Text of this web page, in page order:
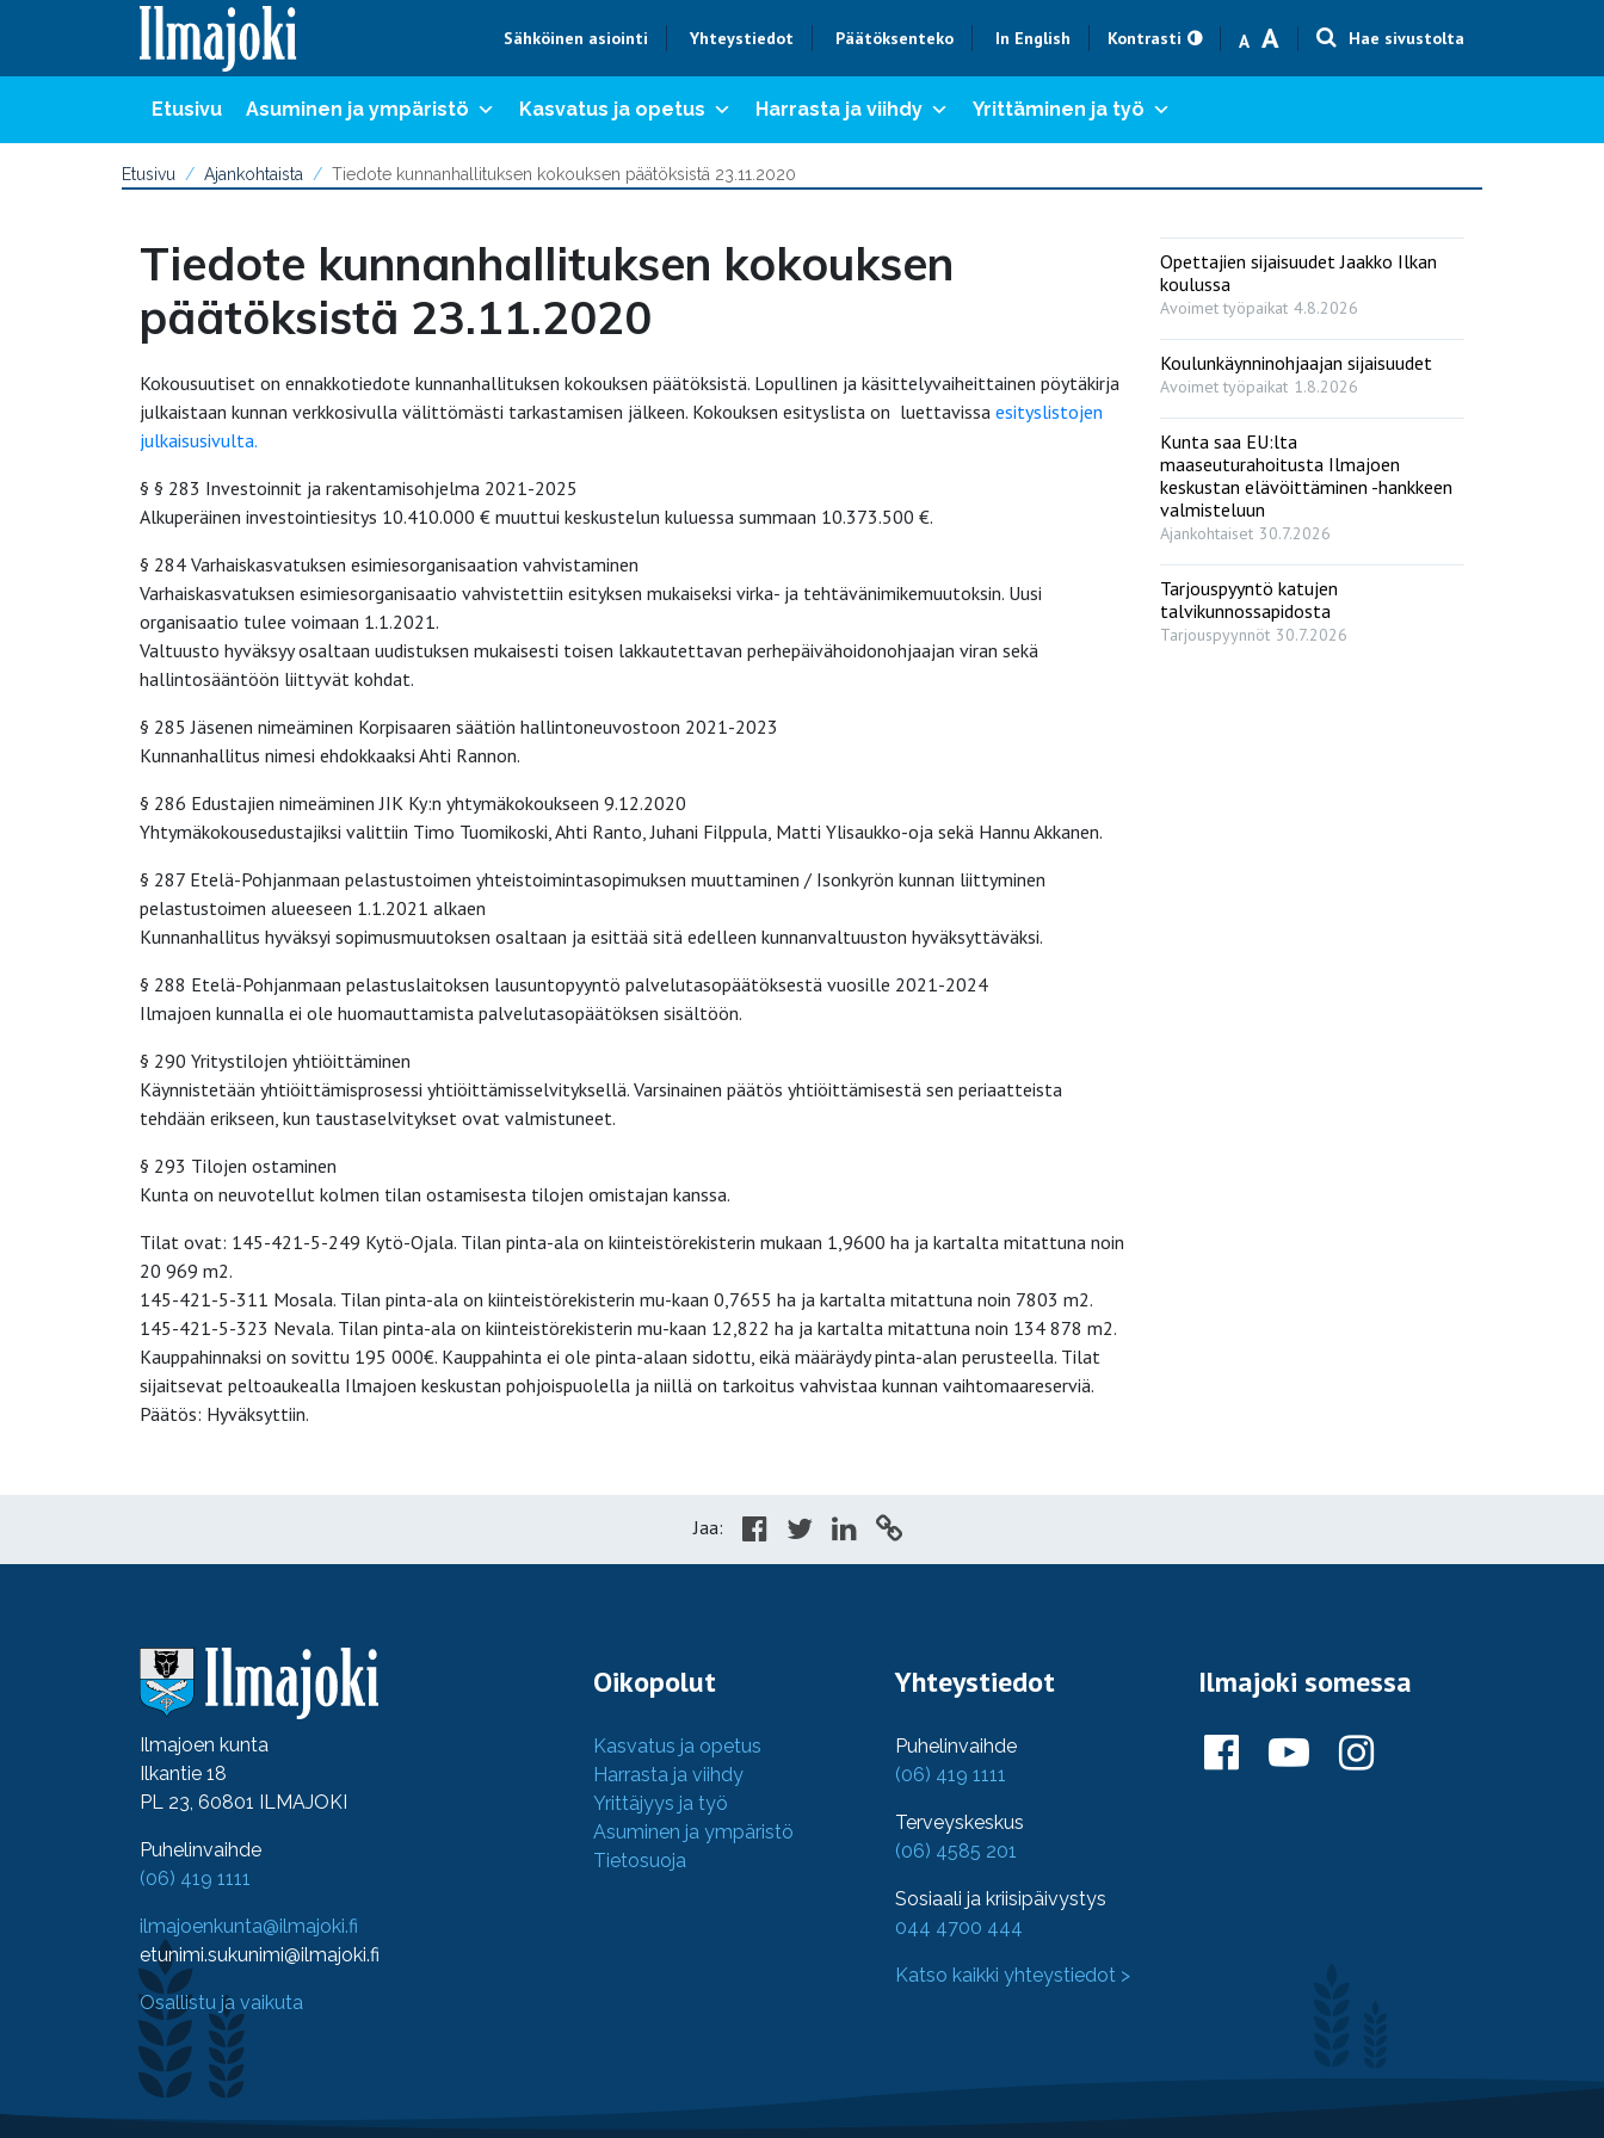
Sähköinen asiointi Yhteystiedot Päätöksenteko In English Kontrasti A
Text size smaller
AText size bigger
Hae sivustolta
Etusivu Asuminen ja ympäristö Kasvatus ja opetus Harrasta ja viihdy Yrittäminen ja työ
Etusivu Ajankohtaista Tiedote kunnanhallituksen kokouksen päätöksistä 23.11.2020
Tiedote kunnanhallituksen kokouksen
päätöksistä 23.11.2020
Kokousuutiset on ennakkotiedote kunnanhallituksen kokouksen päätöksistä. Lopullinen ja käsittelyvaiheittainen pöytäkirja
julkaistaan kunnan verkkosivulla välittömästi tarkastamisen jälkeen. Kokouksen esityslista on luettavissa esityslistojen
julkaisusivulta.
§ § 283 Investoinnit ja rakentamisohjelma 2021-2025
Alkuperäinen investointiesitys 10.410.000 € muuttui keskustelun kuluessa summaan 10.373.500 €.
§ 284 Varhaiskasvatuksen esimiesorganisaation vahvistaminen
Varhaiskasvatuksen esimiesorganisaatio vahvistettiin esityksen mukaiseksi virka- ja tehtävänimikemuutoksin. Uusi
organisaatio tulee voimaan 1.1.2021.
Valtuusto hyväksyy osaltaan uudistuksen mukaisesti toisen lakkautettavan perhepäivähoidonohjaajan viran sekä
hallintosääntöön liittyvät kohdat.
§ 285 Jäsenen nimeäminen Korpisaaren säätiön hallintoneuvostoon 2021-2023
Kunnanhallitus nimesi ehdokkaaksi Ahti Rannon.
§ 286 Edustajien nimeäminen JIK Ky:n yhtymäkokoukseen 9.12.2020
Yhtymäkokousedustajiksi valittiin Timo Tuomikoski, Ahti Ranto, Juhani Filppula, Matti Ylisaukko-oja sekä Hannu Akkanen.
§ 287 Etelä-Pohjanmaan pelastustoimen yhteistoimintasopimuksen muuttaminen / Isonkyrön kunnan liittyminen
pelastustoimen alueeseen 1.1.2021 alkaen
Kunnanhallitus hyväksyi sopimusmuutoksen osaltaan ja esittää sitä edelleen kunnanvaltuuston hyväksyttäväksi.
§ 288 Etelä-Pohjanmaan pelastuslaitoksen lausuntopyyntö palvelutasopäätöksestä vuosille 2021-2024
Ilmajoen kunnalla ei ole huomauttamista palvelutasopäätöksen sisältöön.
§ 290 Yritystilojen yhtiöittäminen
Käynnistetään yhtiöittämisprosessi yhtiöittämisselvityksellä. Varsinainen päätös yhtiöittämisestä sen periaatteista
tehdään erikseen, kun taustaselvitykset ovat valmistuneet.
§ 293 Tilojen ostaminen
Kunta on neuvotellut kolmen tilan ostamisesta tilojen omistajan kanssa.
Tilat ovat: 145-421-5-249 Kytö-Ojala. Tilan pinta-ala on kiinteistörekisterin mukaan 1,9600 ha ja kartalta mitattuna noin
20 969 m2.
145-421-5-311 Mosala. Tilan pinta-ala on kiinteistörekisterin mu-kaan 0,7655 ha ja kartalta mitattuna noin 7803 m2.
145-421-5-323 Nevala. Tilan pinta-ala on kiinteistörekisterin mu-kaan 12,822 ha ja kartalta mitattuna noin 134 878 m2.
Kauppahinnaksi on sovittu 195 000€. Kauppahinta ei ole pinta-alaan sidottu, eikä määräydy pinta-alan perusteella. Tilat
sijaitsevat peltoaukealla Ilmajoen keskustan pohjoispuolella ja niillä on tarkoitus vahvistaa kunnan vaihtomaareserviä.
Päätös: Hyväksyttiin.
Opettajien sijaisuudet Jaakko Ilkan
koulussa
Avoimet työpaikat 4.8.2026
Koulunkäynninohjaajan sijaisuudet
Avoimet työpaikat 1.8.2026
Kunta saa EU:lta
maaseuturahoitusta Ilmajoen
keskustan elävöittäminen -hankkeen
valmisteluun
Ajankohtaiset 30.7.2026
Tarjouspyyntö katujen
talvikunnossapidosta
Tarjouspyynnöt 30.7.2026
Jaa:
Ilmajoen kunta
Ilkantie 18
PL 23, 60801 ILMAJOKI
Puhelinvaihde
(06) 419 1111
ilmajoenkunta@ilmajoki.fi
etunimi.sukunimi@ilmajoki.fi
Osallistu ja vaikuta
Oikopolut
Kasvatus ja opetus
Harrasta ja viihdy
Yrittäjyys ja työ
Asuminen ja ympäristö
Tietosuoja
Yhteystiedot
Puhelinvaihde
(06) 419 1111
Terveyskeskus
(06) 4585 201
Sosiaali ja kriisipäivystys
044 4700 444
Katso kaikki yhteystiedot >
Ilmajoki somessa